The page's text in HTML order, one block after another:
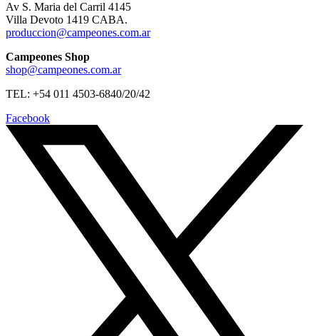
Av S. Maria del Carril 4145
Villa Devoto 1419 CABA.
produccion@campeones.com.ar
Campeones Shop
shop@campeones.com.ar
TEL: +54 011 4503-6840/20/42
Facebook